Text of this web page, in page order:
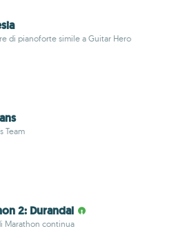
di pianoforte simile a Guitar Hero
Team
2: Durandal
Marathon continua